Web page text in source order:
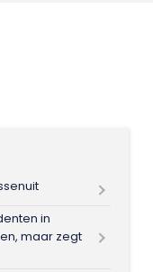
in
maar zegt